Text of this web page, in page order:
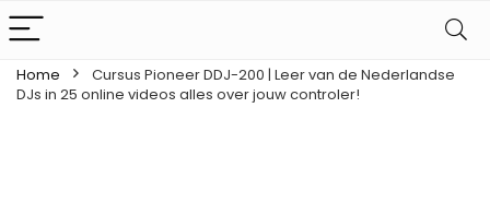
Home
Cursus Pioneer DDJ-200 | Leer van de Nederlandse
DJs in 25 online videos alles over jouw controler!